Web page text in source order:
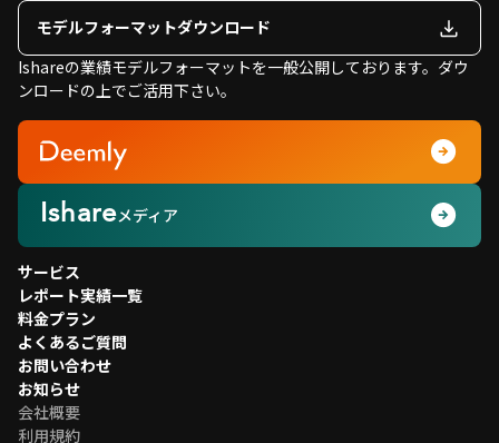
モデルフォーマットダウンロード
Ishareの業績モデルフォーマットを一般公開しております。 ダウ
ンロードの上でご活用下さい。
Ishareメディア
サービス
レポート実績一覧
料金プラン
よくあるご質問
お問い合わせ
お知らせ
会社概要
利用規約